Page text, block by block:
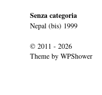
Senza categoria
Nepal (bis) 1999
© 2011 - 2026
Theme by WPShower